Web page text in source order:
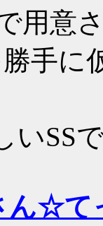
用意
手に
いSS
ん☆て